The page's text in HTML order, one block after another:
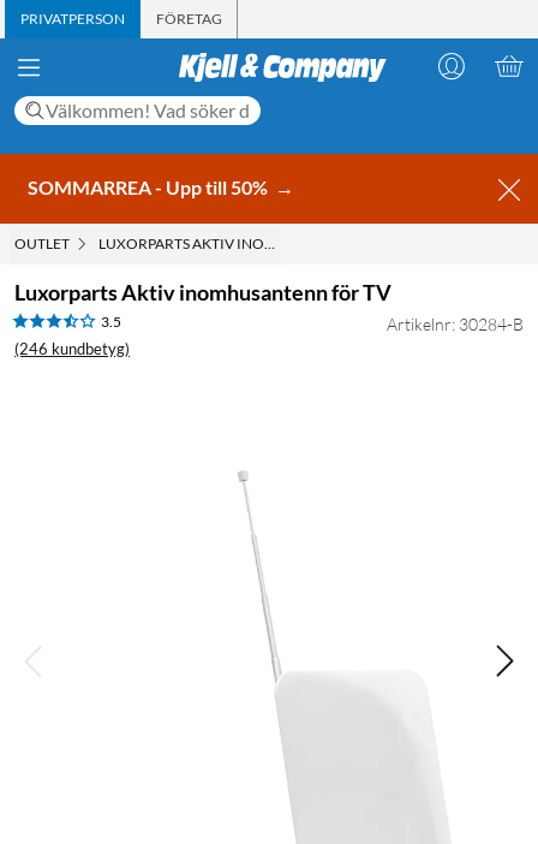
PRIVATPERSON FÖRETAG
SOMMARREA - Upp till 50% →
OUTLET LUXORPARTS AKTIV INOMHUSANTENN FÖR TV
Luxorparts Aktiv inomhusantenn för TV
3.5
(246 kundbetyg)
Artikelnr: 30284-B